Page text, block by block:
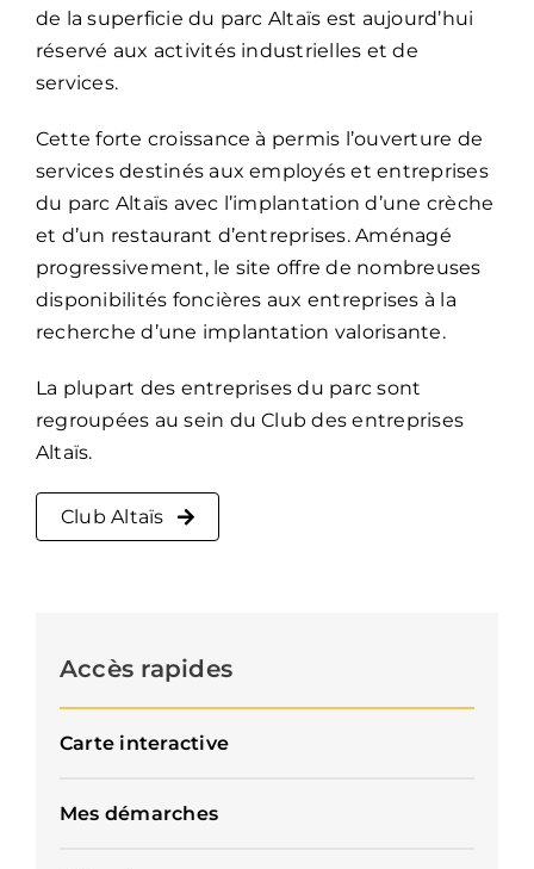
de la superficie du parc Altaïs est aujourd’hui
réservé aux activités industrielles et de
services.
Cette forte croissance à permis l’ouverture de
services destinés aux employés et entreprises
du parc Altaïs avec l’implantation d’une crèche
et d’un restaurant d’entreprises. Aménagé
progressivement, le site offre de nombreuses
disponibilités foncières aux entreprises à la
recherche d’une implantation valorisante.
La plupart des entreprises du parc sont
regroupées au sein du Club des entreprises
Altaïs.
Club Altaïs
Accès rapides
Carte interactive
Mes démarches